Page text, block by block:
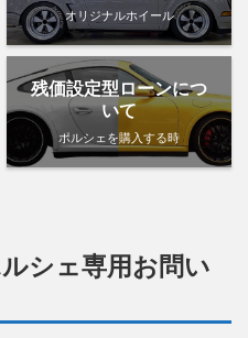
オリジナルホイール
残価設定型ローンにつ
いて
ポルシェを購入する時
ルシェ専用お問い